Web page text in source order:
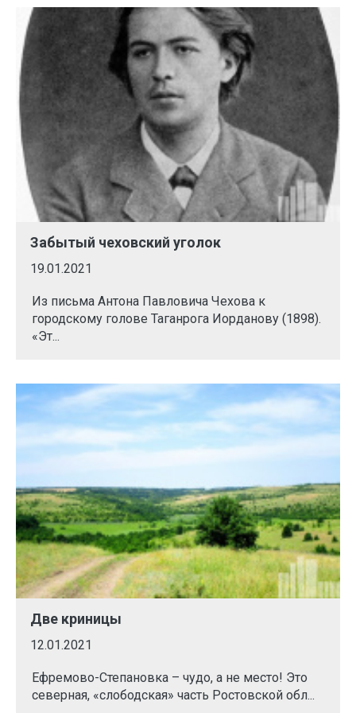
Забытый чеховский уголок
19.01.2021
Из письма Антона Павловича Чехова к
городскому голове Таганрога Иорданову (1898).
«Эт...
Две криницы
12.01.2021
Ефремово-Степановка – чудо, а не место! Это
северная, «слободская» часть Ростовской обл...